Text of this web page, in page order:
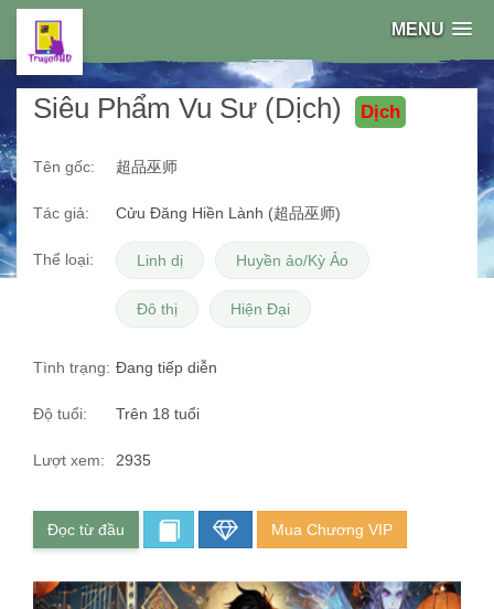
MENU
Siêu Phẩm Vu Sư (Dịch) Dịch
Tên gốc: 超品巫师
Tác giả: Cửu Đăng Hiền Lành (超品巫师)
Thể loại: Linh dị Huyền ảo/Kỳ Ảo
Đô thị Hiện Đại
Tình trạng: Đang tiếp diễn
Độ tuổi: Trên 18 tuổi
Lượt xem: 2935
Đọc từ đầu Mua Chương VIP